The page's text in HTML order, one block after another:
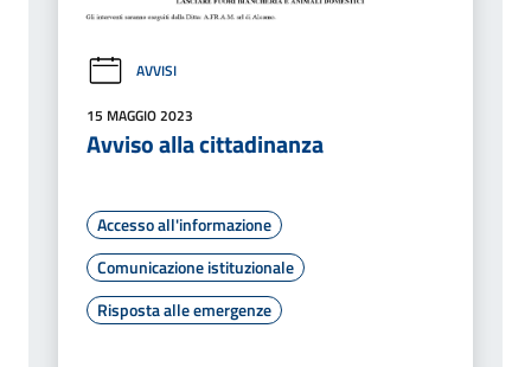
AVVISI
15 MAGGIO 2023
Avviso alla cittadinanza
Accesso all'informazione
Comunicazione istituzionale
Risposta alle emergenze